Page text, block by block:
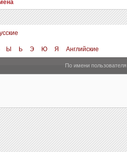
Ы Ь Э Ю Я Английские
По имени пользователя